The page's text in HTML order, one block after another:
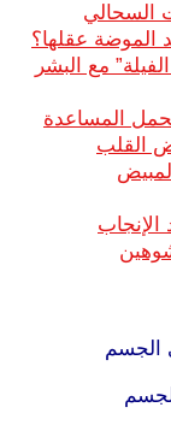
السحالي
مع البشر
الحمل المساعدة
القلب
الإنجاب